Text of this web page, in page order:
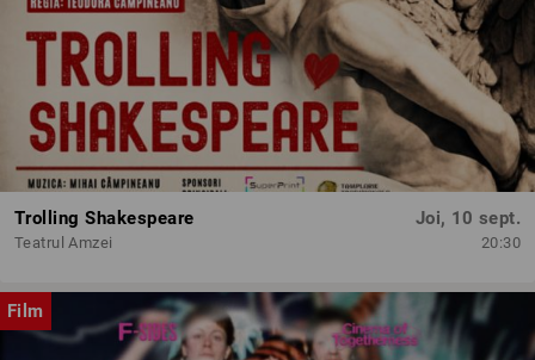
Trolling Shakespeare
Teatrul Amzei
Joi, 10 sept.
20:30
Film